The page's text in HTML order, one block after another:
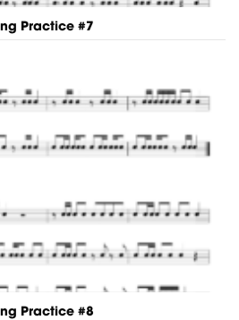
Practice #7
Practice #8